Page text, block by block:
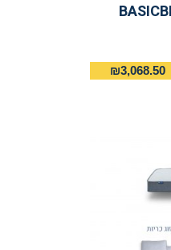
₪3,068.50